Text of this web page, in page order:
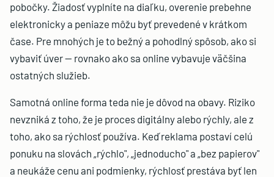
pobočky. Žiadosť vyplníte na diaľku, overenie prebehne
elektronicky a peniaze môžu byť prevedené v krátkom
čase. Pre mnohých je to bežný a pohodlný spôsob, ako si
vybaviť úver — rovnako ako sa online vybavuje väčšina
ostatných služieb.
Samotná online forma teda nie je dôvod na obavy. Riziko
nevzniká z toho, že je proces digitálny alebo rýchly, ale z
toho, ako sa rýchlosť používa. Keď reklama postaví celú
ponuku na slovách „rýchlo", „jednoducho" a „bez papierov"
a neukáže cenu ani podmienky, rýchlosť prestáva byť len